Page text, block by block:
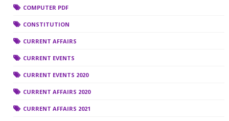
COMPUTER PDF
CONSTITUTION
CURRENT AFFAIRS
CURRENT EVENTS
CURRENT EVENTS 2020
CURRENT AFFAIRS 2020
CURRENT AFFAIRS 2021